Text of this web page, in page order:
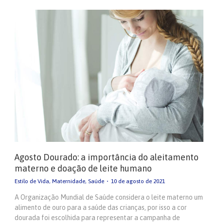
Agosto Dourado: a importância do aleitamento
materno e doação de leite humano
Estilo de Vida, Maternidade, Saúde 10 de agosto de 2021
A Organização Mundial de Saúde considera o leite materno um
alimento de ouro para a saúde das crianças, por isso a cor
dourada foi escolhida para representar a campanha de